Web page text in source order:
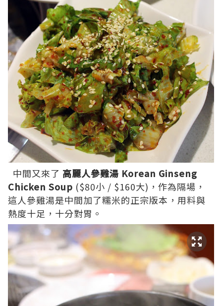
中間又來了 高麗人參雞湯 Korean Ginseng
Chicken Soup ($80小 / $160大)，作為隔場，
這人參雞湯是中間加了糯米的正宗版本，用料與
熱度十足，十分對胃。